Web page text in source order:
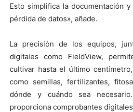
Esto simplifica la documentación
pérdida de datos», añade.
La precisión de los equipos,
digitales como FieldView,
cultivar hasta el último
como semillas, fertilizantes,
dónde y cuándo sea
proporciona comprobantes